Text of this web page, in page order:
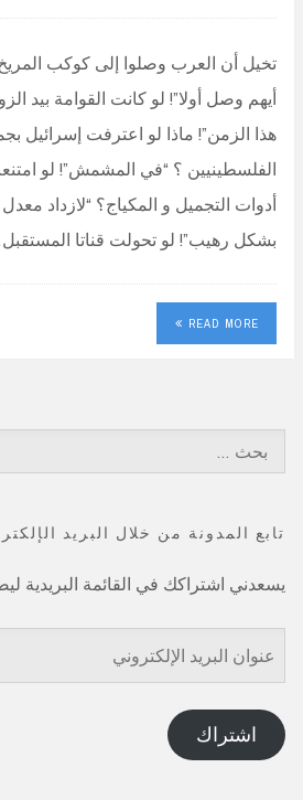
تخيل أن العرب وصلوا إلى كوكب المريخ؟
أيهم وصل أولا”! لو كانت القوامة بيد
هذا الزمن”! ماذا لو اعترفت إسرائيل
الفلسطينيين ؟ “في المشمش”! لو
أدوات التجميل و المكياج؟ “لازداد
بشكل رهيب”! لو تحولت قناتا
READ MORE
تابع المدونة من خلال البريد
يسعدني اشتراكك في القائمة البريدية
عنوان
البريد
الإلكتروني
اشتراك